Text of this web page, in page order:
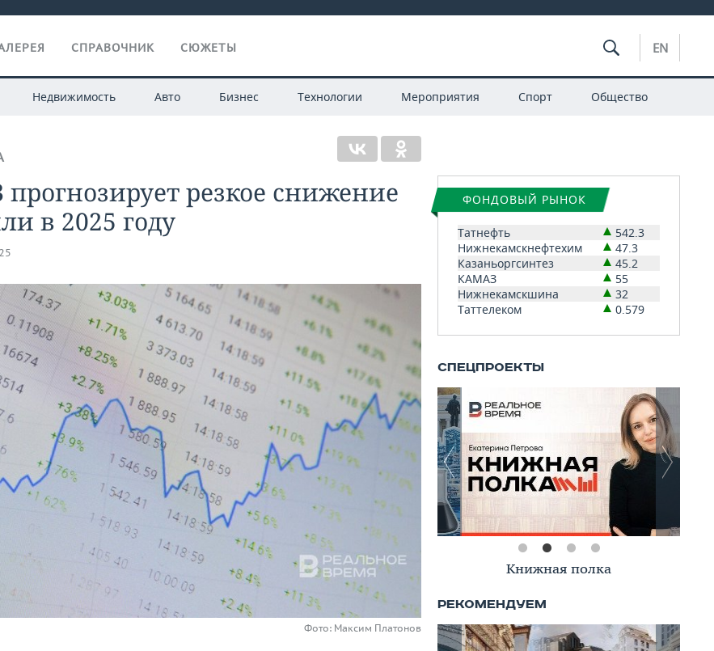
СПРАВОЧНИК СЮЖЕТЫ EN
Недвижимость Авто Бизнес Технологии Мероприятия Спорт Общество
резкое снижение
в 2025 году
Фото: Максим Платонов
ФОНДОВЫЙ РЫНОК
Татнефть
542.3
Нижнекамскнефтехим
47.3
Казаньоргсинтез
45.2
КАМАЗ
55
Нижнекамскшина
32
Таттелеком
0.579
Книжная полка